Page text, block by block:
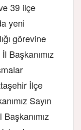
39 ilçe
yeni
görevine
Başkanımız
İlçe
Sayın